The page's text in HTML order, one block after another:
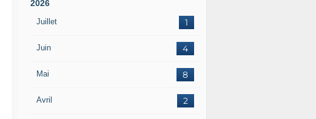
2026
Juillet 1
Juin 4
Mai 8
Avril 2